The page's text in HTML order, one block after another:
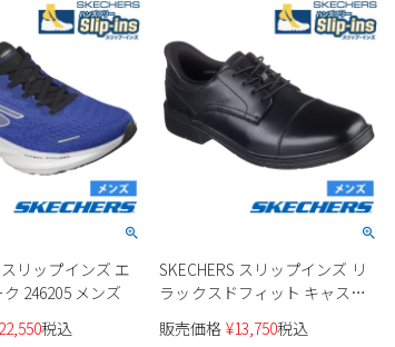
スリップインズ エ
246205 メンズ
税込
SKECHERS スリップインズ リ
ラックスドフィット キャスウ
ェル - カプリン 205486 メンズ
販売価格 ¥13,750税込